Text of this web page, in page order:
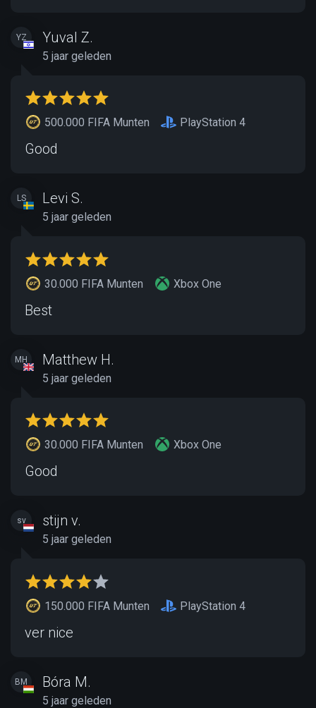
YZ Yuval Z.
5 jaar geleden
500.000 FIFA Munten PlayStation 4
Good
LS Levi S.
5 jaar geleden
30.000 FIFA Munten Xbox One
Best
MH Matthew H.
5 jaar geleden
30.000 FIFA Munten Xbox One
Good
sv stijn v.
5 jaar geleden
150.000 FIFA Munten PlayStation 4
ver nice
BM Bóra M.
5 jaar geleden